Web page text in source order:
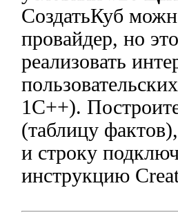
СоздатьКуб
провайдер, но
реализовать
1С++).
(таблицу
и строку
инструкцию